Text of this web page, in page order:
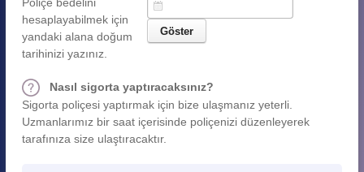
hesaplayabilmek için
yandaki alana doğum
tarihinizi yazınız.
Nasıl sigorta yaptıracaksınız?
Sigorta poliçesi yaptırmak için bize ulaşmanız yeterli.
Uzmanlarımız bir saat içerisinde poliçenizi düzenleyerek
tarafınıza size ulaştıracaktır.